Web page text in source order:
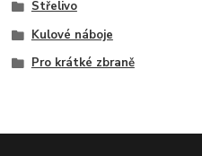
Střelivo
Kulové náboje
Pro krátké zbraně